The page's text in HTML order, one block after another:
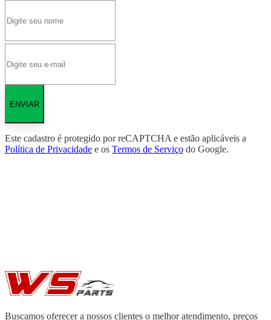
ENVIAR
Este cadastro é protegido por reCAPTCHA e estão aplicáveis a
Política de Privacidade e os Termos de Serviço do Google.
Buscamos oferecer a nossos clientes o melhor atendimento, preços